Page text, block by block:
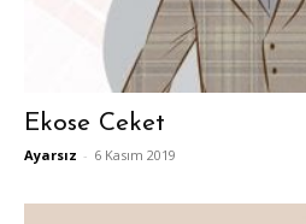
Ekose Ceket
Ayarsız - 6 Kasım 2019